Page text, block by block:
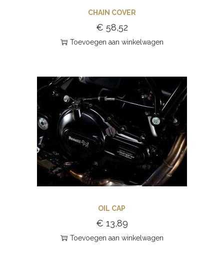
CHAIN COVER
€ 58,52
Toevoegen aan winkelwagen
OIL CAP
€ 13,89
Toevoegen aan winkelwagen